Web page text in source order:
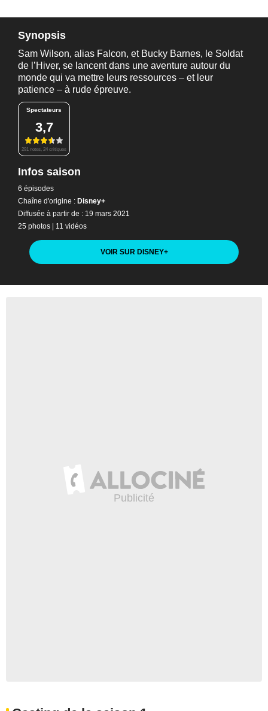
Synopsis
Sam Wilson, alias Falcon, et Bucky Barnes, le Soldat
de l’Hiver, se lancent dans une aventure autour du
monde qui va mettre leurs ressources – et leur
patience – à rude épreuve.
Spectateurs
3,7
291 notes, 24 critiques
Infos saison
6 épisodes
Chaîne d'origine : Disney+
Diffusée à partir de : 19 mars 2021
25 photos | 11 vidéos
VOIR SUR DISNEY+